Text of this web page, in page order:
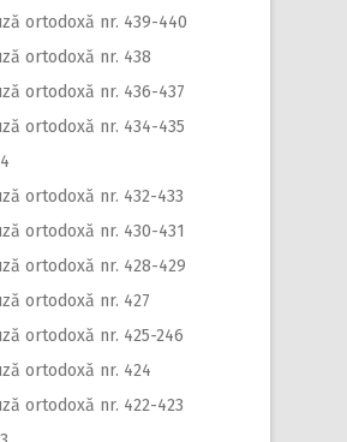
ortodoxă nr. 439-440
ortodoxă nr. 438
ortodoxă nr. 436-437
ortodoxă nr. 434-435
ortodoxă nr. 432-433
ortodoxă nr. 430-431
ortodoxă nr. 428-429
ortodoxă nr. 427
ortodoxă nr. 425-246
ortodoxă nr. 424
ortodoxă nr. 422-423